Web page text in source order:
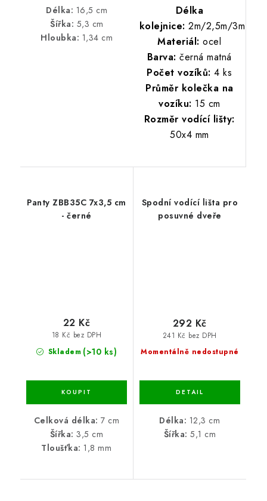
Délka: 16,5 cm
Šířka: 5,3 cm
Hloubka: 1,34 cm
Délka
kolejnice: 2m/2,5m/3m
Materiál: ocel
Barva: černá matná
Počet vozíků: 4 ks
Průměr kolečka na
vozíku: 15 cm
Rozměr vodící lišty:
50x4 mm
Panty ZBB35C 7x3,5 cm
- černé
Skladem (>10 ks)
18 Kč bez DPH
22 Kč
Celková délka: 7 cm
Šířka: 3,5 cm
Tloušťka: 1,8 mm
Spodní vodící lišta pro
posuvné dveře
Momentálně nedostupné
241 Kč bez DPH
292 Kč
Délka: 12,3 cm
Šířka: 5,1 cm